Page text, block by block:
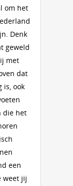
om het
Denk
geweld
met
dat
is, ook
die het
een
weet jij